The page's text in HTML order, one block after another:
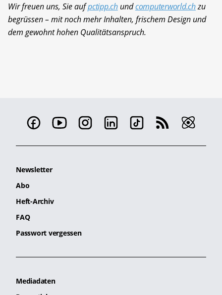
Wir freuen uns, Sie aufpctipp.chundcomputerworld.chzu
begrüssen – mit noch mehr Inhalten, frischem Design und
dem gewohnt hohen Qualitätsanspruch.
Newsletter
Abo
Heft-Archiv
FAQ
Passwort vergessen
Mediadaten